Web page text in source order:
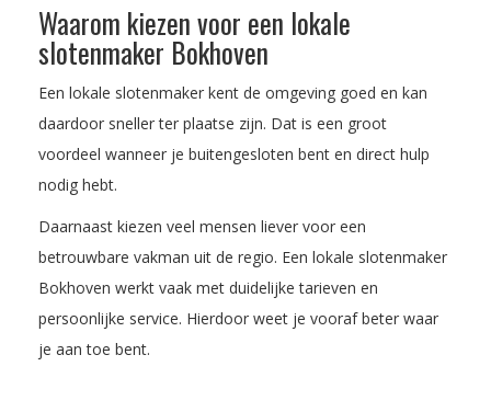
Waarom kiezen voor een lokale
slotenmaker Bokhoven
Een lokale slotenmaker kent de omgeving goed en kan
daardoor sneller ter plaatse zijn. Dat is een groot
voordeel wanneer je buitengesloten bent en direct hulp
nodig hebt.
Daarnaast kiezen veel mensen liever voor een
betrouwbare vakman uit de regio. Een lokale slotenmaker
Bokhoven werkt vaak met duidelijke tarieven en
persoonlijke service. Hierdoor weet je vooraf beter waar
je aan toe bent.